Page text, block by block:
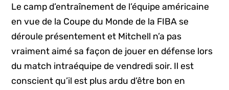
Le camp d’entraînement de l’équipe américaine
en vue de la Coupe du Monde de la FIBA se
déroule présentement et Mitchell n’a pas
vraiment aimé sa façon de jouer en défense lors
du match intraéquipe de vendredi soir. Il est
conscient qu’il est plus ardu d’être bon en